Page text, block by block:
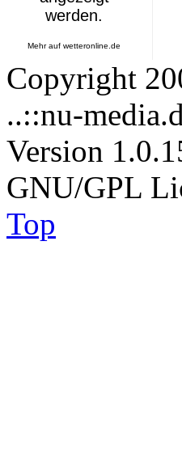
Mehr aufwetteronline.de
Copyright
..::nu-
Version
GNU/GPL
Top